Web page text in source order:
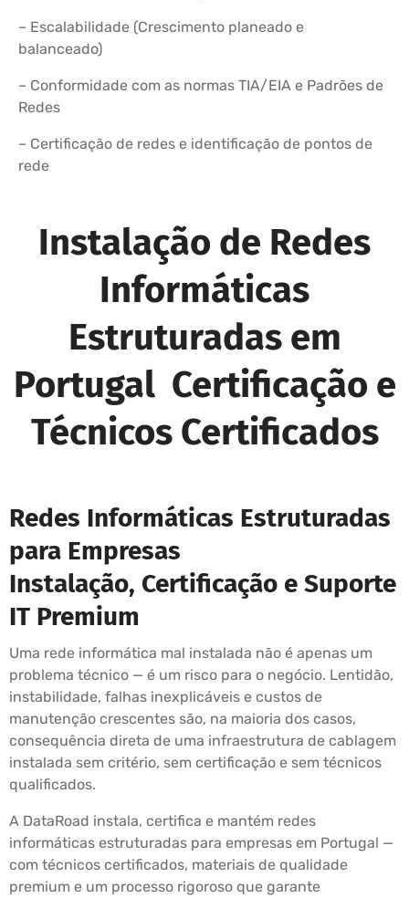
– Escalabilidade (Crescimento planeado e
balanceado)
– Conformidade com as normas TIA/EIA e Padrões de
Redes
– Certificação de redes e identificação de pontos de
rede
Instalação de Redes
Informáticas
Estruturadas em
Portugal Certificação e
Técnicos Certificados
Redes Informáticas Estruturadas
para Empresas
Instalação, Certificação e Suporte
IT Premium
Uma rede informática mal instalada não é apenas um
problema técnico — é um risco para o negócio. Lentidão,
instabilidade, falhas inexplicáveis e custos de
manutenção crescentes são, na maioria dos casos,
consequência direta de uma infraestrutura de cablagem
instalada sem critério, sem certificação e sem técnicos
qualificados.
A DataRoad instala, certifica e mantém redes
informáticas estruturadas para empresas em Portugal —
com técnicos certificados, materiais de qualidade
premium e um processo rigoroso que garante